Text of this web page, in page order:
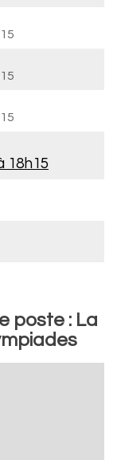
18h15
poste : La